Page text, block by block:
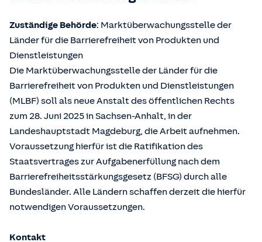
Zuständige Behörde: Marktüberwachungsstelle der
Länder für die Barrierefreiheit von Produkten und
Dienstleistungen
Die Marktüberwachungsstelle der Länder für die
Barrierefreiheit von Produkten und Dienstleistungen
(MLBF) soll als neue Anstalt des öffentlichen Rechts
zum 28. Juni 2025 in Sachsen-Anhalt, in der
Landeshauptstadt Magdeburg, die Arbeit aufnehmen.
Voraussetzung hierfür ist die Ratifikation des
Staatsvertrages zur Aufgabenerfüllung nach dem
Barrierefreiheitsstärkungsgesetz (BFSG) durch alle
Bundesländer. Alle Ländern schaffen derzeit die hierfür
notwendigen Voraussetzungen.
Kontakt